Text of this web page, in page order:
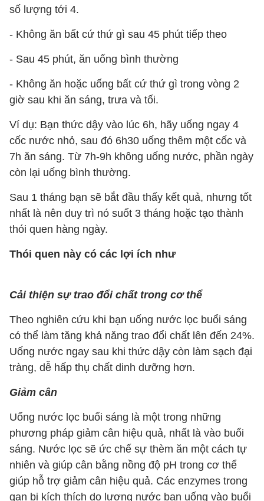
số lượng tới 4.
- Không ăn bất cứ thứ gì sau 45 phút tiếp theo
- Sau 45 phút, ăn uống bình thường
- Không ăn hoặc uống bất cứ thứ gì trong vòng 2
giờ sau khi ăn sáng, trưa và tối.
Ví dụ: Bạn thức dậy vào lúc 6h, hãy uống ngay 4
cốc nước nhỏ, sau đó 6h30 uống thêm một cốc và
7h ăn sáng. Từ 7h-9h không uống nước, phần ngày
còn lại uống bình thường.
Sau 1 tháng bạn sẽ bắt đầu thấy kết quả, nhưng tốt
nhất là nên duy trì nó suốt 3 tháng hoặc tạo thành
thói quen hàng ngày.
Thói quen này có các lợi ích như
Cải thiện sự trao đổi chất trong cơ thể
Theo nghiên cứu khi bạn uống nước lọc buổi sáng
có thể làm tăng khả năng trao đổi chất lên đến 24%.
Uống nước ngay sau khi thức dậy còn làm sạch đại
tràng, dễ hấp thụ chất dinh dưỡng hơn.
Giảm cân
Uống nước lọc buổi sáng là một trong những
phương pháp giảm cân hiệu quả, nhất là vào buổi
sáng. Nước lọc sẽ ức chế sự thèm ăn một cách tự
nhiên và giúp cân bằng nồng độ pH trong cơ thể
giúp hỗ trợ giảm cân hiệu quả. Các enzymes trong
gan bị kích thích do lượng nước bạn uống vào buổi